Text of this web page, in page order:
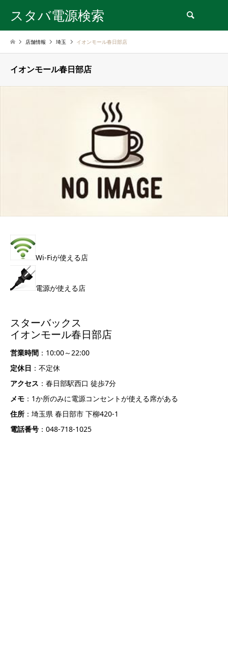
スタバ電源検索
店舗情報 埼玉 イオンモール春日部店
イオンモール春日部店
Wi-Fiが使える店
電源が使える店
スターバックス
イオンモール春日部店
営業時間 ：10:00～22:00
定休日 ：不定休
アクセス ：春日部駅西口 徒歩7分
メモ ：1か所のみに電源コンセントが使える席がある
住所 ：埼玉県 春日部市 下柳420-1
電話番号 ：048-718-1025